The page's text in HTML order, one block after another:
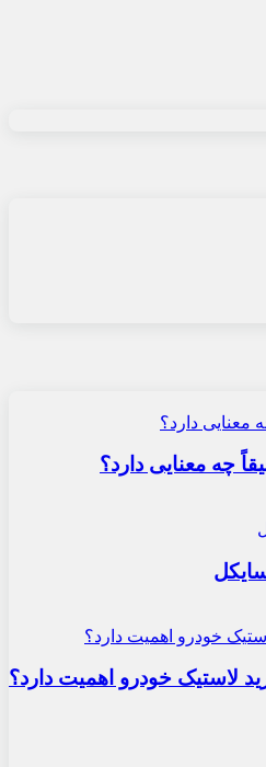
چه معنایی دارد؟
خودرو اهمیت دارد؟